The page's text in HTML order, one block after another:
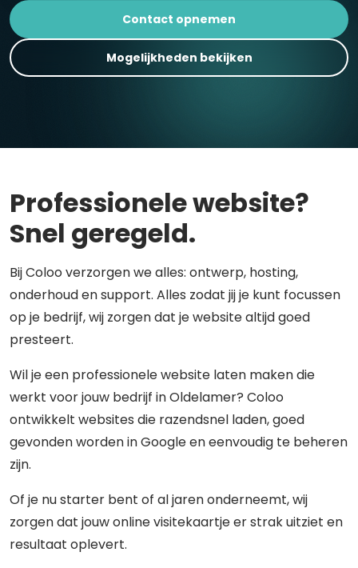
Contact opnemen
Mogelijkheden bekijken
Professionele website?
Snel geregeld.
Bij Coloo verzorgen we alles: ontwerp, hosting,
onderhoud en support. Alles zodat jij je kunt focussen
op je bedrijf, wij zorgen dat je website altijd goed
presteert.
Wil je een professionele website laten maken die
werkt voor jouw bedrijf in Oldelamer? Coloo
ontwikkelt websites die razendsnel laden, goed
gevonden worden in Google en eenvoudig te beheren
zijn.
Of je nu starter bent of al jaren onderneemt, wij
zorgen dat jouw online visitekaartje er strak uitziet en
resultaat oplevert.